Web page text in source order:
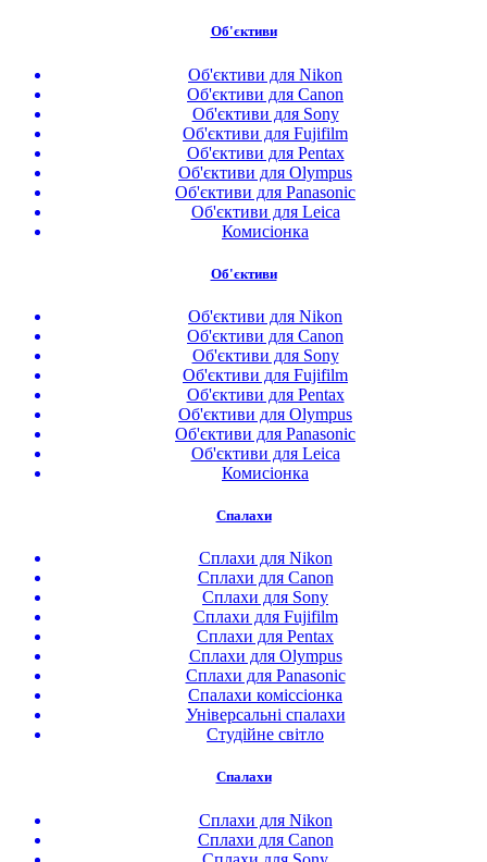
Об'єктиви
Об'єктиви для Nikon
Об'єктиви для Canon
Об'єктиви для Sony
Об'єктиви для Fujifilm
Об'єктиви для Pentax
Об'єктиви для Olympus
Об'єктиви для Panasonic
Об'єктиви для Leica
Комисіонка
Об'єктиви
Об'єктиви для Nikon
Об'єктиви для Canon
Об'єктиви для Sony
Об'єктиви для Fujifilm
Об'єктиви для Pentax
Об'єктиви для Olympus
Об'єктиви для Panasonic
Об'єктиви для Leica
Комисіонка
Спалахи
Сплахи для Nikon
Сплахи для Canon
Сплахи для Sony
Сплахи для Fujifilm
Сплахи для Pentax
Сплахи для Olympus
Сплахи для Panasonic
Спалахи коміссіонка
Універсальні спалахи
Студійне світло
Спалахи
Сплахи для Nikon
Сплахи для Canon